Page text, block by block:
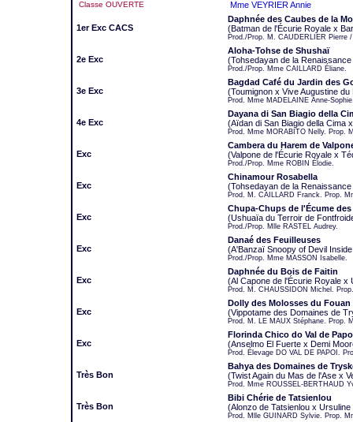
Classe OUVERTE Mme VEYRIER Annie
1er Exc CACS
Daphnée des Caubes de la
(Batman de l'Écurie Royale x
Prod./Prop. M. CAUDERLIER Pierre
2e Exc
Aloha-Tohse de Shushaï
(Tohsedayan de la
Prod./Prop. Mme CAILLARD Éliane.
3e Exc
Bagdad Café du Jardin des
(Toumignon x Vive Augustine
Prod. Mme MADELAINE Anne-
4e Exc
Dayana di San Biagio della
(Aïdan di San Biagio della Cima
Prod. Mme MORABITO Nelly. Prop.
Exc
Cambera du Harem de
(Valpone de l'Écurie Royale x
Prod./Prop. Mme ROBIN Élodie.
Exc
Chinamour Rosabella
(Tohsedayan de la
Prod. M. CAILLARD Franck. Prop.
Exc
Chupa-Chups de l'Écume
(Ushuaïa du Terroir de
Prod./Prop. Mlle RASTEL Audrey.
Exc
Danaé des Feuilleuses
(A'Banzaï Snoopy of Devil
Prod./Prop. Mme MASSON Isabelle.
Exc
Daphnée du Bois de Faitin
(Al Capone de l'Écurie Royale x
Prod. M. CHAUSSIDON Michel.
Exc
Dolly des Molosses du Fouan
(Vippotame des Domaines de
Prod. M. LE MAUX Stéphane. Prop.
Exc
Florinda Chico do Val de
(Anselmo El Fuerte x Demi
Prod. Élevage DO VAL DE PAPOI.
Très Bon
Bahya des Domaines de
(Twist Again du Mas de l'Ase x
Prod. Mme ROUSSEL-BERTHAUD
Très Bon
Bibi Chérie de Tatsienlou
(Alonzo de Tatsienlou x Ursuline
Prod. Mlle GUINARD Sylvie. Prop.